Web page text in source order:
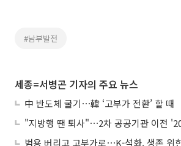
#남부발전
세종=서병곤 기자의 주요 뉴스
中 반도체 굴기⋯韓 ‘고부가 전환’ 할 때